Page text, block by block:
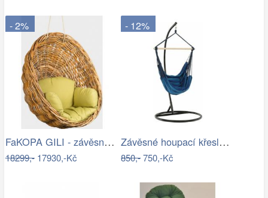
- 2%
FaKOPA GILI - závěsné křeslo Valentina…
18299,-17930,-Kč
- 12%
Závěsné houpací křeslo Nikes Blue
850,-750,-Kč